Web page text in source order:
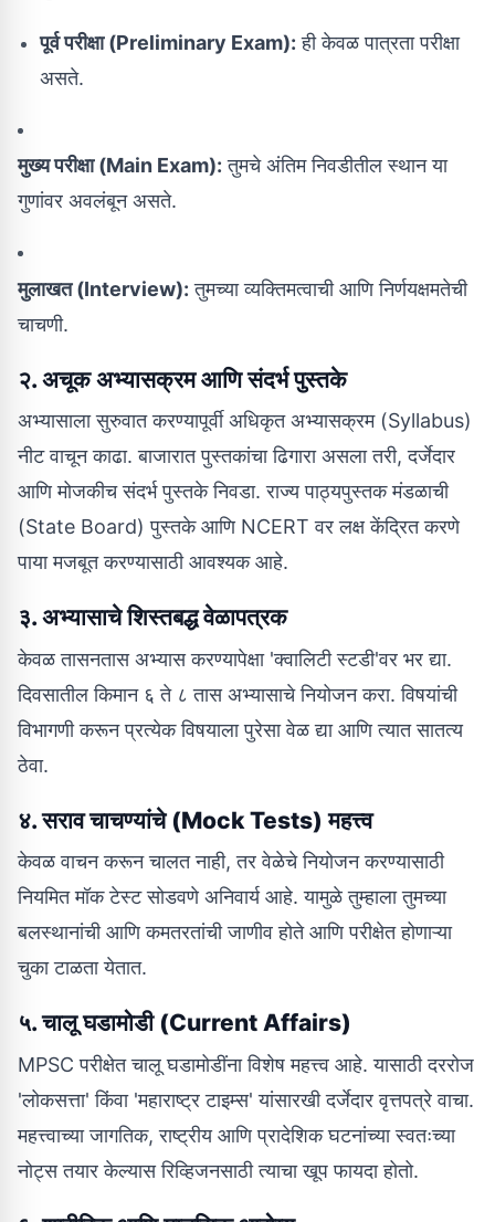
पूर्व परीक्षा (Preliminary Exam): ही केवळ पात्रता परीक्षा
असते.
मुख्य परीक्षा (Main Exam): तुमचे अंतिम निवडीतील स्थान या
गुणांवर अवलंबून असते.
मुलाखत (Interview): तुमच्या व्यक्तिमत्वाची आणि निर्णयक्षमतेची
चाचणी.
२. अचूक अभ्यासक्रम आणि संदर्भ पुस्तके
अभ्यासाला सुरुवात करण्यापूर्वी अधिकृत अभ्यासक्रम (Syllabus)
नीट वाचून काढा. बाजारात पुस्तकांचा ढिगारा असला तरी, दर्जेदार
आणि मोजकीच संदर्भ पुस्तके निवडा. राज्य पाठ्यपुस्तक मंडळाची
(State Board) पुस्तके आणि NCERT वर लक्ष केंद्रित करणे
पाया मजबूत करण्यासाठी आवश्यक आहे.
३. अभ्यासाचे शिस्तबद्ध वेळापत्रक
केवळ तासनतास अभ्यास करण्यापेक्षा 'क्वालिटी स्टडी'वर भर द्या.
दिवसातील किमान ६ ते ८ तास अभ्यासाचे नियोजन करा. विषयांची
विभागणी करून प्रत्येक विषयाला पुरेसा वेळ द्या आणि त्यात सातत्य
ठेवा.
४. सराव चाचण्यांचे (Mock Tests) महत्त्व
केवळ वाचन करून चालत नाही, तर वेळेचे नियोजन करण्यासाठी
नियमित मॉक टेस्ट सोडवणे अनिवार्य आहे. यामुळे तुम्हाला तुमच्या
बलस्थानांची आणि कमतरतांची जाणीव होते आणि परीक्षेत होणाऱ्या
चुका टाळता येतात.
५. चालू घडामोडी (Current Affairs)
MPSC परीक्षेत चालू घडामोडींना विशेष महत्त्व आहे. यासाठी दररोज
'लोकसत्ता' किंवा 'महाराष्ट्र टाइम्स' यांसारखी दर्जेदार वृत्तपत्रे वाचा.
महत्त्वाच्या जागतिक, राष्ट्रीय आणि प्रादेशिक घटनांच्या स्वतःच्या
नोट्स तयार केल्यास रिव्हिजनसाठी त्याचा खूप फायदा होतो.